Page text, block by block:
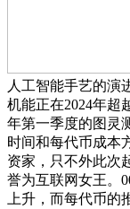
人工智能手艺的演
机能正在2024年超
年第一季度的图灵
时间和每代币成本
资家，只不外此次
誉为互联网女王。
上升，而每代币